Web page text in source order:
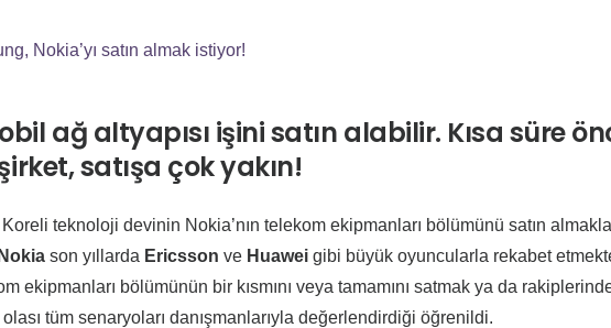
Nokia’yı satın almak istiyor!
ağ altyapısı işini satın alabilir. Kısa süre
satışa çok yakın!
Koreli teknoloji devinin Nokia’nın telekom ekipmanları bölümünü satın almakla
Nokia son yıllarda Ericsson ve Huawei gibi büyük oyuncularla rekabet
ekipmanları bölümünün bir kısmını veya tamamını satmak ya da
tüm senaryoları danışmanlarıyla değerlendirdiği öğrenildi.